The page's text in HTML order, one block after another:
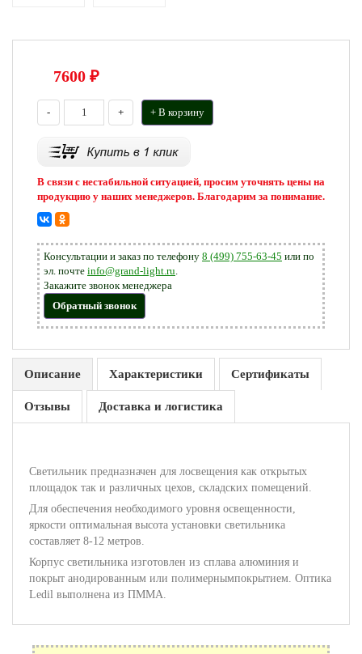
7600 ₽
- + + В корзину
В связи с нестабильной ситуацией, просим уточнять цены на
продукцию у наших менеджеров. Благодарим за понимание.
Консультации и заказ по телефону 8 (499) 755-63-45 или по
эл. почте info@grand-light.ru.
Закажите звонок менеджера
Обратный звонок
Описание Характеристики Сертификаты
Отзывы Доставка и логистика
Светильник предназначен для лосвещения как открытых
площадок так и различных цехов, складских помещений.
Для обеспечения необходимого уровня освещенности,
яркости оптимальная высота установки светильника
составляет 8-12 метров.
Корпус светильника изготовлен из сплава алюминия и
покрыт анодированным или полимернымпокрытием. Оптика
Ledil выполнена из ПММА.